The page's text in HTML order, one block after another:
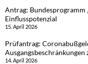
Antrag: Bundesprogramm
Einflusspotenzial
15. April 2026
Prüfantrag:
Ausgangsbeschränkungen
14. April 2026